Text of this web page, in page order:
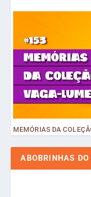
ABOBRINHAS